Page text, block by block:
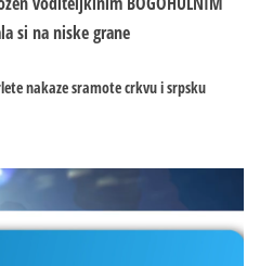
si na niske grane
nakaze sramote crkvu i srpsku